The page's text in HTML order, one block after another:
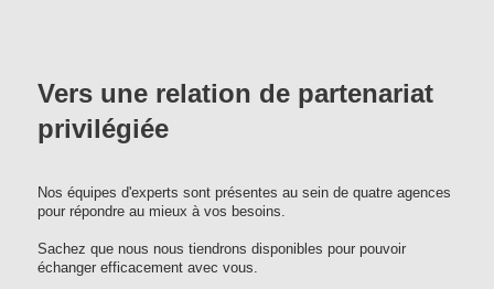
Vers une relation de partenariat
privilégiée
Nos équipes d'experts sont présentes au sein de quatre agences
pour répondre au mieux à vos besoins.
Sachez que nous nous tiendrons disponibles pour pouvoir
échanger efficacement avec vous.